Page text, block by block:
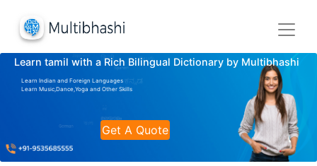
Learn tamil with a Rich Bilingual Dictionary by Multibhashi
Learn Indian and Foreign Languages
Learn Music,Dance,Yoga and Other Skills
Get A Quote